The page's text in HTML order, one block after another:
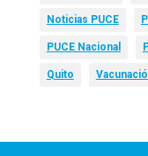
Noticias PUCE
PUCE Nacional
Quito